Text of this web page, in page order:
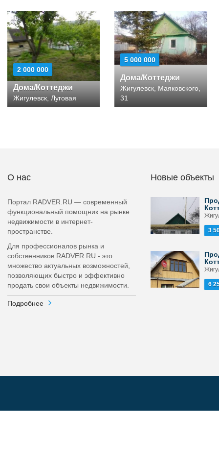
2 000 000
Дома/Коттеджи
Жигулевск, Луговая
5 000 000
Дома/Коттеджи
Жигулевск, Маяковского,
31
О нас
Портал RADVER.RU — современный
функциональный помощник на рынке
недвижимости в интернет-
пространстве.
Для профессионалов рынка и
собственников RADVER.RU - это
множество актуальных возможностей,
позволяющих быстро и эффективно
продать свои объекты недвижимости.
Подробнее
Новые объекты
3
6